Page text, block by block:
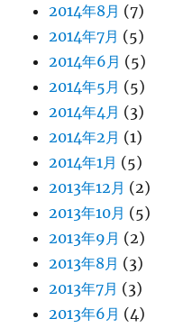
2014年8月 (7)
2014年7月 (5)
2014年6月 (5)
2014年5月 (5)
2014年4月 (3)
2014年2月 (1)
2014年1月 (5)
2013年12月 (2)
2013年10月 (5)
2013年9月 (2)
2013年8月 (3)
2013年7月 (3)
2013年6月 (4)